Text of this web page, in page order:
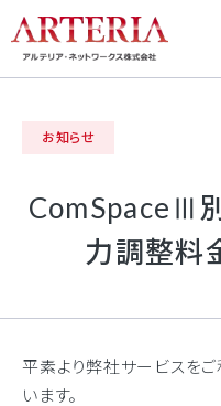
お知らせ
ComSpaceⅢ
力調整料
平素より弊社サービスをご
います。